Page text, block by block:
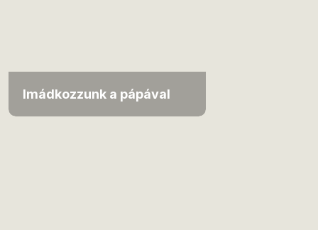
Imádkozzunk a pápával